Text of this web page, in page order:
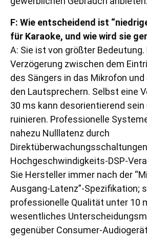
F: Wie entscheidend ist
für Karaoke, und wie wird sie
A: Sie ist von größter
Verzögerung zwischen dem
des Sängers in das Mikrofon
den Lautsprechern. Selbst eine
30 ms kann desorientierend sein
ruinieren. Professionelle
nahezu Nulllatenz durch
Hochgeschwindigkeits-DSP-
Sie Hersteller immer nach der
Ausgang-Latenz”-Spezifikation;
professionelle Qualität unter 10
wesentliches
gegenüber Consumer-